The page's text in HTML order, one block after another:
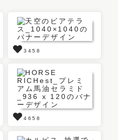
3458
4658